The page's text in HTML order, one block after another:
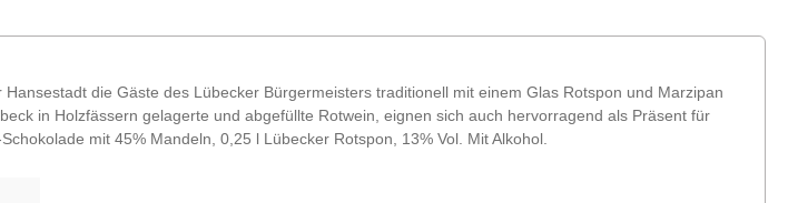
die Gäste des Lübecker Bürgermeisters traditionell mit einem Glas Rotspon und Marzipan
in Holzfässern gelagerte und abgefüllte Rotwein, eignen sich auch hervorragend als Präsent für
mit 45% Mandeln, 0,25 l Lübecker Rotspon, 13% Vol. Mit Alkohol.